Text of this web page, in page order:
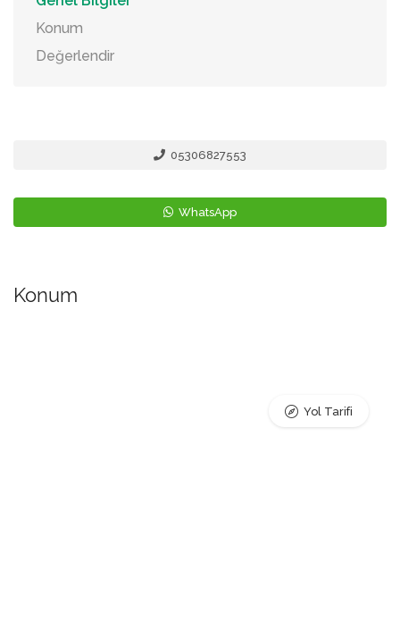
Konum
Değerlendir
05306827553
WhatsApp
Konum
Yol Tarifi